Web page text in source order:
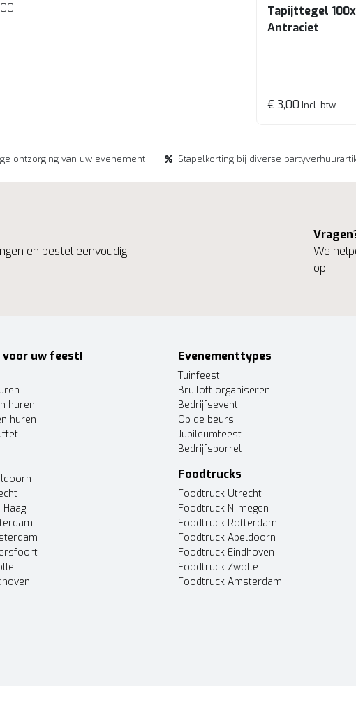
Tapijttegel
Antraciet
€ 3,00 Incl. btw
ontzorging van uw evenement Stapelkorting bij diverse
en bestel eenvoudig
We
op.
voor uw feest!
huren
huren
Haag
Evenementtypes
Tuinfeest
Bruiloft organiseren
Bedrijfsevent
Op de beurs
Jubileumfeest
Bedrijfsborrel
Foodtrucks
Foodtruck Utrecht
Foodtruck Nijmegen
Foodtruck Rotterdam
Foodtruck Apeldoorn
Foodtruck Eindhoven
Foodtruck Zwolle
Foodtruck Amsterdam